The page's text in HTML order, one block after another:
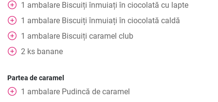
1 ambalare Biscuiți înmuiați în ciocolată cu lapte
1 ambalare Biscuiți înmuiați în ciocolată caldă
1 ambalare Biscuiți caramel club
2 ks banane
Partea de caramel
1 ambalare Pudincă de caramel